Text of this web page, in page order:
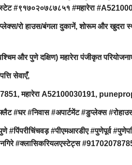
#९१७०२०७८७८५१ #महारेरा
रो हाउस/बंगला दुकानें, शोरूम और खुदरा
और पुणे दक्षिण) महारेरा पंजीकृत
सेवाएँ,
महारेरा A52100030191,
#निवास #अपार्टमेंट #डुप्लेक्स
#पीएमआरडीए #पुणेपूर्व
#क्लासिकरियलएस्टेट्स